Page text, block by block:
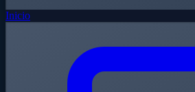
Inicio